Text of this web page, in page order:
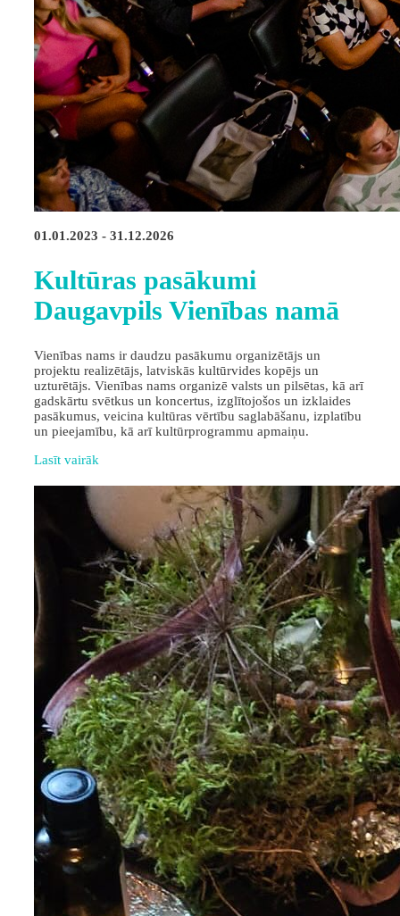
01.01.2023 - 31.12.2026
Kultūras pasākumi
Daugavpils Vienības namā
Vienības nams ir daudzu pasākumu organizētājs un
projektu realizētājs, latviskās kultūrvides kopējs un
uzturētājs. Vienības nams organizē valsts un pilsētas, kā arī
gadskārtu svētkus un koncertus, izglītojošos un izklaides
pasākumus, veicina kultūras vērtību saglabāšanu, izplatību
un pieejamību, kā arī kultūrprogrammu apmaiņu.
Lasīt vairāk